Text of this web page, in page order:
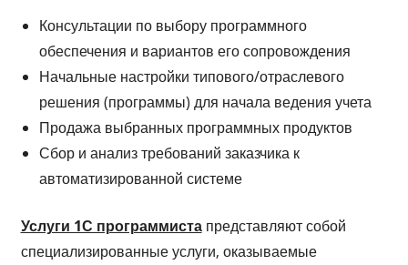
Консультации по выбору программного
обеспечения и вариантов его сопровождения
Начальные настройки типового/отраслевого
решения (программы) для начала ведения учета
Продажа выбранных программных продуктов
Сбор и анализ требований заказчика к
автоматизированной системе
Услуги 1С программистапредставляют собой
специализированные услуги, оказываемые